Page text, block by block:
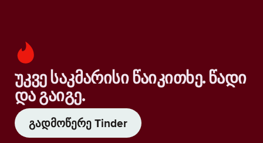
უკვე საკმარისი წაიკითხე. წადი
და გაიგე.
გადმოწერე Tinder